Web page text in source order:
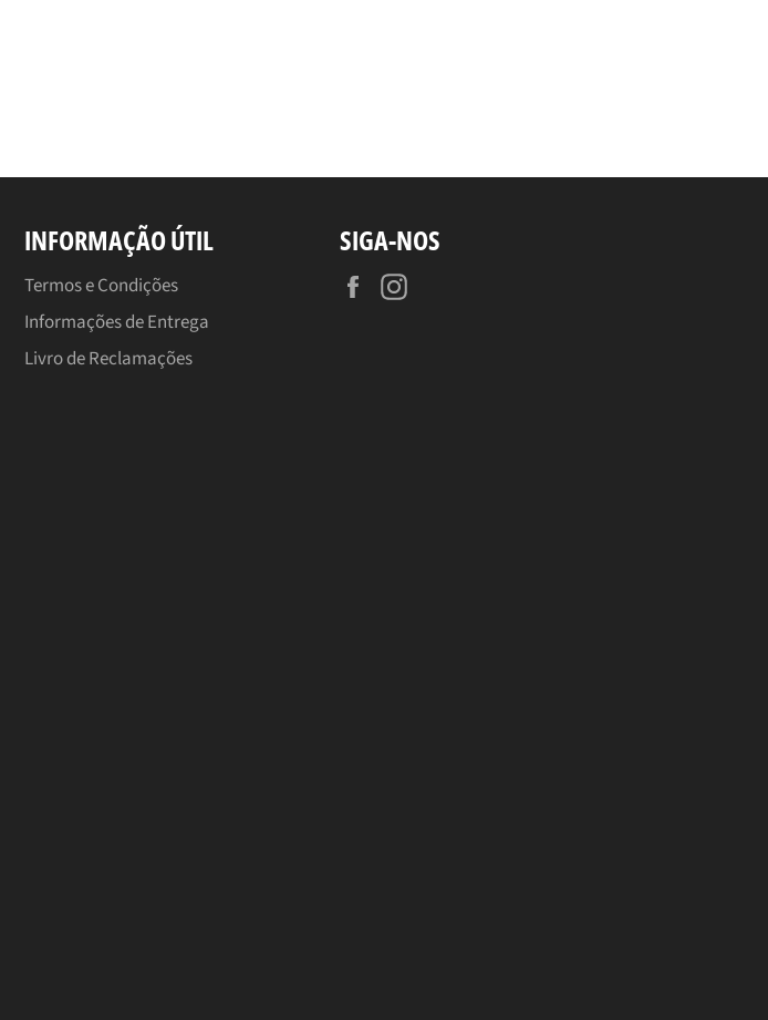
INFORMAÇÃO ÚTIL
Termos e Condições
Informações de Entrega
Livro de Reclamações
SIGA-NOS
Facebook